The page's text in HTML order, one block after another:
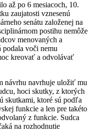
až po 6 mesiacoch, 10.
zaujatosti vznesenú
senátu založenej na
postihu nemôže
menovaných a
voči nemu
kreovať a odvolávať
návrhu navrhuje uložiť mu
hoci skutky, z ktorých
skutkami, ktoré sú podľa
funkcie a len pre takéto
z funkcie. Sudca
na rozhodnutie